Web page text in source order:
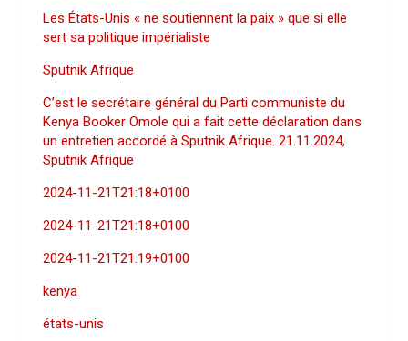
Les États-Unis « ne soutiennent la paix » que si elle
sert sa politique impérialiste
Sputnik Afrique
C’est le secrétaire général du Parti communiste du
Kenya Booker Omole qui a fait cette déclaration dans
un entretien accordé à Sputnik Afrique. 21.11.2024,
Sputnik Afrique
2024-11-21T21:18+0100
2024-11-21T21:18+0100
2024-11-21T21:19+0100
kenya
états-unis